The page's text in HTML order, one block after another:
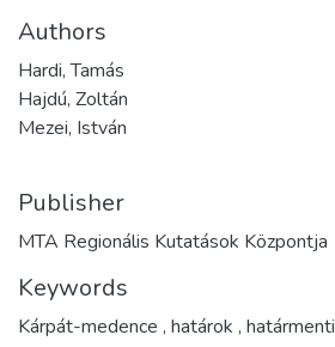
Authors
Hardi, Tamás
Hajdú, Zoltán
Mezei, István
Publisher
MTA Regionális Kutatások Központja
Keywords
Kárpát-medence , határok ,